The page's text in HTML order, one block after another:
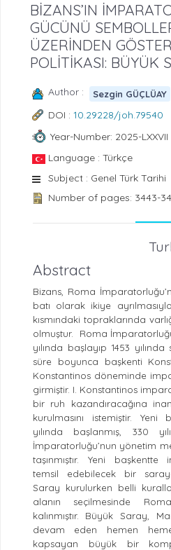
BİZANS’IN
GÜCÜNÜ
ÜZERİNDEN
POLİTİKASI: BÜYÜK
Author : Sezgin GÜÇLÜAY
DOI : 10.29228/joh.79540
Year-Number: 2025-LXXVII
Language : Türkçe
Subject : Genel Türk Tarihi
Number of pages: 3443-
Abstract
Bizans, Roma
batı olarak ikiye
kısmındaki topraklarında
olmuştur.
Roma
yılında başlayıp 1453 yılında
süre boyunca başkenti
Konstantinos döneminde
girmiştir. I. Konstantinos
bir ruh kazandıracağına
kurulmasını istemiştir. Yeni
yılında başlanmış, 330
İmparatorluğu’nun yönetim
taşınmıştır. Yeni
temsil edebilecek bir
Saray kurulurken belli
alanın seçilmesinde
kalınmıştır.
Büyük Saray,
devam eden hemen
kapsayan büyük bir